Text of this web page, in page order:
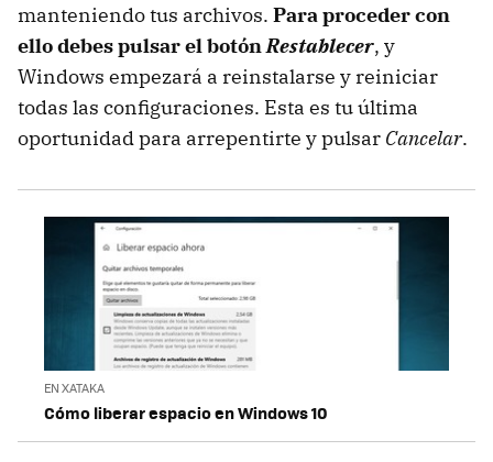
manteniendo tus archivos. Para proceder con
ello debes pulsar el botónRestablecer, y
Windows empezará a reinstalarse y reiniciar
todas las configuraciones. Esta es tu última
oportunidad para arrepentirte y pulsar Cancelar.
EN XATAKA
Cómo liberar espacio en Windows 10